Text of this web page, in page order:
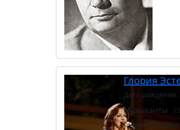
Глория
Дата рождения:
Музыканты
Глория